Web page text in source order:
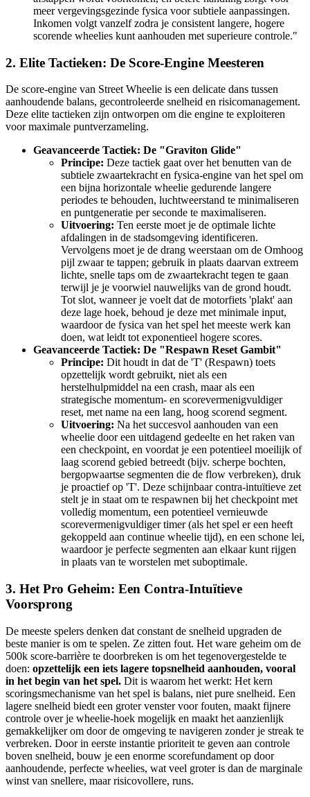
meer vergevingsgezinde fysica voor subtiele aanpassingen.
Inkomen volgt vanzelf zodra je consistent langere, hogere
scorende wheelies kunt aanhouden met superieure controle."
2. Elite Tactieken: De Score-Engine Meesteren
De score-engine van Street Wheelie is een delicate dans tussen
aanhoudende balans, gecontroleerde snelheid en risicomanagement.
Deze elite tactieken zijn ontworpen om die engine te exploiteren
voor maximale puntverzameling.
Geavanceerde Tactiek: De "Graviton Glide"
Principe: Deze tactiek gaat over het benutten van de
subtiele zwaartekracht en fysica-engine van het spel om
een bijna horizontale wheelie gedurende langere
periodes te behouden, luchtweerstand te minimaliseren
en puntgeneratie per seconde te maximaliseren.
Uitvoering: Ten eerste moet je de optimale lichte
afdalingen in de stadsomgeving identificeren.
Vervolgens moet je de drang weerstaan om de Omhoog
pijl zwaar te tappen; gebruik in plaats daarvan extreem
lichte, snelle taps om de zwaartekracht tegen te gaan
terwijl je je voorwiel nauwelijks van de grond houdt.
Tot slot, wanneer je voelt dat de motorfiets 'plakt' aan
deze lage hoek, behoud je deze met minimale input,
waardoor de fysica van het spel het meeste werk kan
doen, wat leidt tot exponentieel hogere scores.
Geavanceerde Tactiek: De "Respawn Reset Gambit"
Principe: Dit houdt in dat de 'T' (Respawn) toets
opzettelijk wordt gebruikt, niet als een
herstelhulpmiddel na een crash, maar als een
strategische momentum- en scorevermenigvuldiger
reset, met name na een lang, hoog scorend segment.
Uitvoering: Na het succesvol aanhouden van een
wheelie door een uitdagend gedeelte en het raken van
een checkpoint, en voordat je een potentieel moeilijk of
laag scorend gebied betreedt (bijv. scherpe bochten,
bergopwaartse segmenten die de flow verbreken), druk
je proactief op 'T'. Deze schijnbaar contra-intuïtieve zet
stelt je in staat om te respawnen bij het checkpoint met
volledig momentum, een potentieel vernieuwde
scorevermenigvuldiger timer (als het spel er een heeft
gekoppeld aan continue wheelie tijd), en een schone lei,
waardoor je perfecte segmenten aan elkaar kunt rijgen
in plaats van te worstelen met suboptimale.
3. Het Pro Geheim: Een Contra-Intuïtieve
Voorsprong
De meeste spelers denken dat constant de snelheid upgraden de
beste manier is om te spelen. Ze zitten fout. Het ware geheim om de
500k score-barrière te doorbreken is om het tegenovergestelde te
doen: opzettelijk een iets lagere topsnelheid aanhouden, vooral
in het begin van het spel. Dit is waarom het werkt: Het kern
scoringsmechanisme van het spel is balans, niet pure snelheid. Een
lagere snelheid biedt een groter venster voor fouten, maakt fijnere
controle over je wheelie-hoek mogelijk en maakt het aanzienlijk
gemakkelijker om door de omgeving te navigeren zonder je streak te
verbreken. Door in eerste instantie prioriteit te geven aan controle
boven snelheid, bouw je een enorme scorefundament op door
aanhoudende, perfecte wheelies, wat veel groter is dan de marginale
winst van snellere, maar risicovollere, runs.